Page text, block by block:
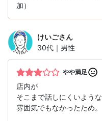
加）
けいごさん
30代｜男性
やや満足
店内が
そこまで話しにくいような
雰囲気でもなかったため。